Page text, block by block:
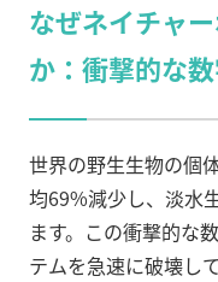
なぜネイチャ
か：衝撃的な
世界の野生生物の個
均69%減少し、淡水
ます。この衝撃的な
テムを急速に破壊し